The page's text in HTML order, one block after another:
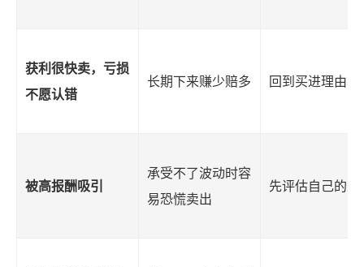
获利很快卖，亏损
不愿认错
长期下来赚少赔多 回到买进理由
被高报酬吸引
承受不了波动时容
易恐慌卖出
先评估自己的